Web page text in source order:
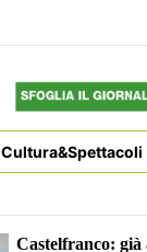
Cultura&Spettacoli
Castelfranco: già